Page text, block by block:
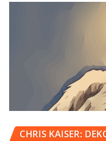
CHRIS KAISER: